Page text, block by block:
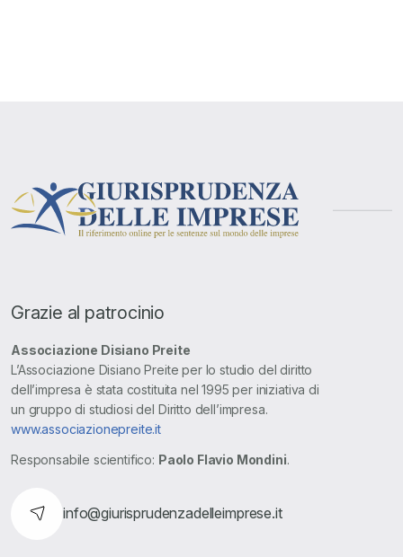
Grazie al patrocinio
Associazione Disiano Preite
L’Associazione Disiano Preite per lo studio del diritto
dell’impresa è stata costituita nel 1995 per iniziativa di
un gruppo di studiosi del Diritto dell’impresa.
www.associazionepreite.it
Responsabile scientifico: Paolo Flavio Mondini.
info@giurisprudenzadelleimprese.it